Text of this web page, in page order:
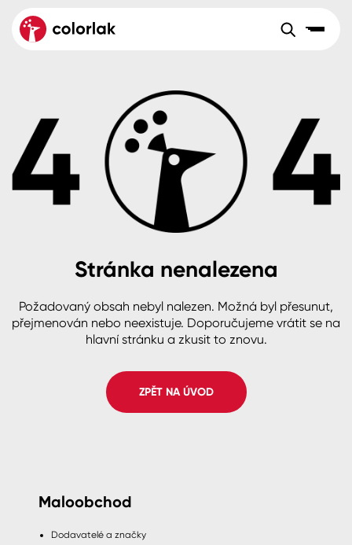
Velkoobchod Sortiment
Aktuality
Reference
O společnosti
B2B +420 800 145 555Po – Pá: 8:00–15:00
Česko
Slovensko Polsko Worldwide
Dřevo
Beton, asfalt, minerální podklady
Plast, sklo, keramika
Stěny
Fasády
Spreje
Colorlak Dekor
Colorlak Profi
Colorlak Pta
Stránka nenalezena
Požadovaný obsah nebyl nalezen. Možná byl přesunut,
přejmenován nebo neexistuje. Doporučujeme vrátit se na
hlavní stránku a zkusit to znovu.
ZPĚT NA ÚVOD
Maloobchod
Dodavatelé a značky